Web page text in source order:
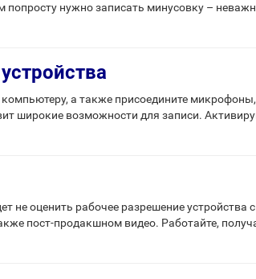
нужно записать минусовку –
а также присоедините
широкие возможности для записи.
не оценить рабочее разрешение
пост-продакшном видео. Работайте,